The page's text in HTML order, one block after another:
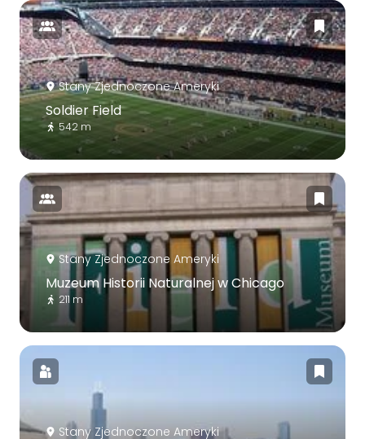
Stany Zjednoczone Ameryki
Soldier Field
542 m
Stany Zjednoczone Ameryki
Muzeum Historii Naturalnej w Chicago
211 m
Stany Zjednoczone Ameryki